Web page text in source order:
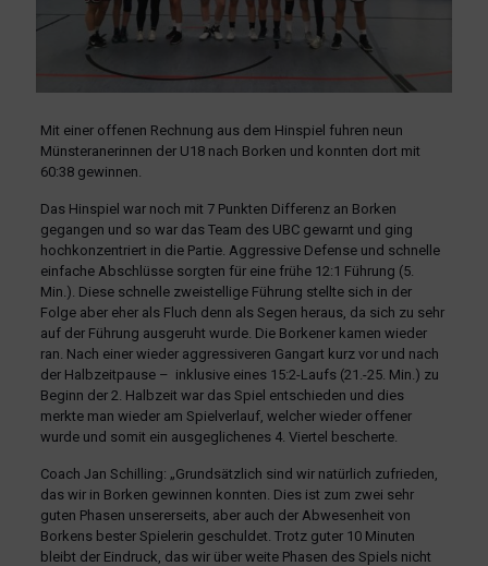
Mit einer offenen Rechnung aus dem Hinspiel fuhren neun
Münsteranerinnen der U18 nach Borken und konnten dort mit
60:38 gewinnen.
Das Hinspiel war noch mit 7 Punkten Differenz an Borken
gegangen und so war das Team des UBC gewarnt und ging
hochkonzentriert in die Partie. Aggressive Defense und schnelle
einfache Abschlüsse sorgten für eine frühe 12:1 Führung (5.
Min.). Diese schnelle zweistellige Führung stellte sich in der
Folge aber eher als Fluch denn als Segen heraus, da sich zu sehr
auf der Führung ausgeruht wurde. Die Borkener kamen wieder
ran. Nach einer wieder aggressiveren Gangart kurz vor und nach
der Halbzeitpause – inklusive eines 15:2-Laufs (21.-25. Min.) zu
Beginn der 2. Halbzeit war das Spiel entschieden und dies
merkte man wieder am Spielverlauf, welcher wieder offener
wurde und somit ein ausgeglichenes 4. Viertel bescherte.
Coach Jan Schilling: „Grundsätzlich sind wir natürlich zufrieden,
das wir in Borken gewinnen konnten. Dies ist zum zwei sehr
guten Phasen unsererseits, aber auch der Abwesenheit von
Borkens bester Spielerin geschuldet. Trotz guter 10 Minuten
bleibt der Eindruck, das wir über weite Phasen des Spiels nicht